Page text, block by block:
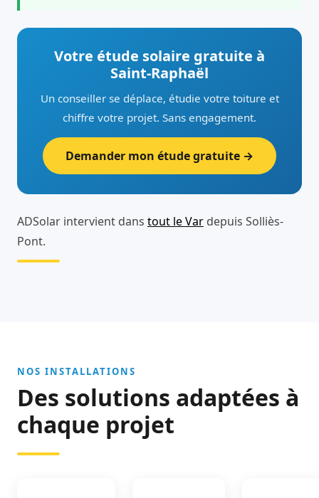
Votre étude solaire gratuite à
Saint-Raphaël
Un conseiller se déplace, étudie votre toiture et
chiffre votre projet. Sans engagement.
Demander mon étude gratuite →
ADSolar intervient dans tout le Var depuis Solliès-
Pont.
NOS INSTALLATIONS
Des solutions adaptées à
chaque projet